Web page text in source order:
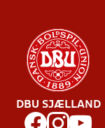
DBU SJÆLLAND